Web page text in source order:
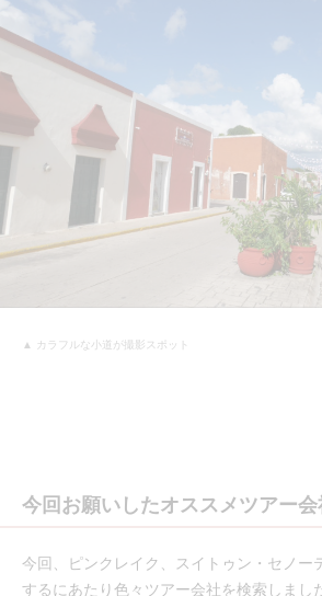
▲ カラフルな小道が撮影スポット
今回お願いしたオススメツアー会
今回、ピンクレイク、スイトゥン・セノー
するにあたり色々ツアー会社を検索しまし